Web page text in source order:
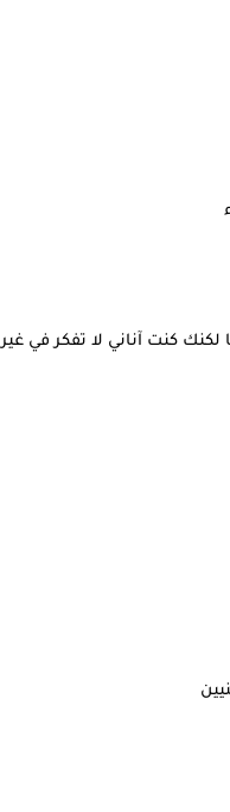
كنت آناني لا تفكر في غير